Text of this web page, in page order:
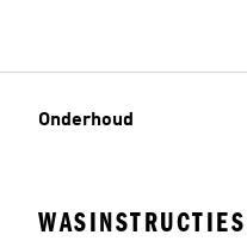
Onderhoud
WASINSTRUCTIES